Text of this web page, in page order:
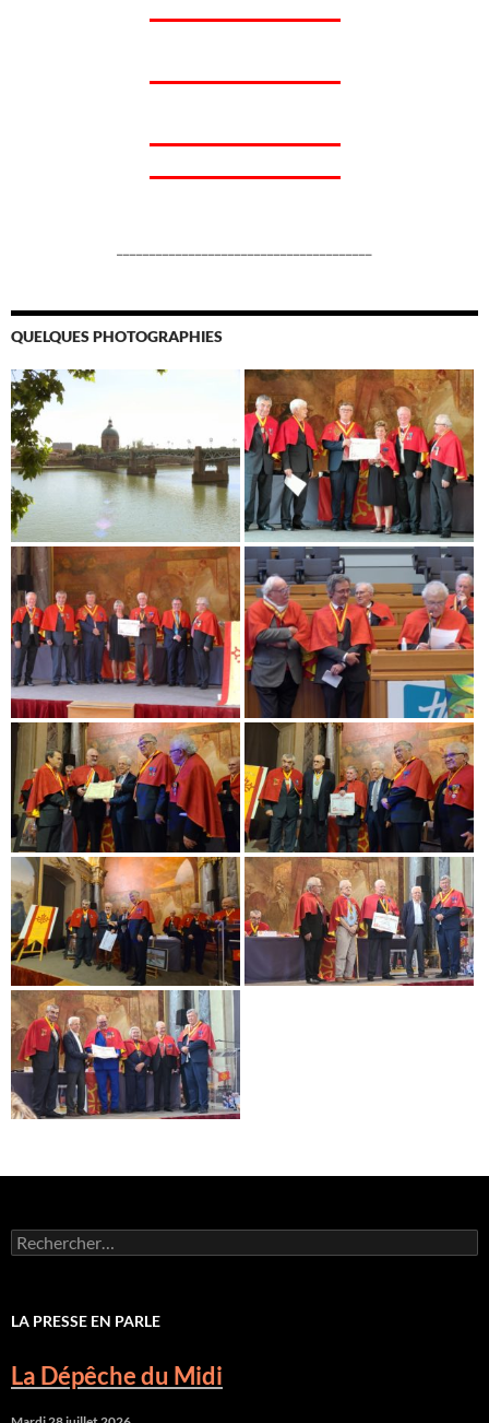
QUELQUES PHOTOGRAPHIES
Rechercher :
LA PRESSE EN PARLE
La Dépêche du Midi